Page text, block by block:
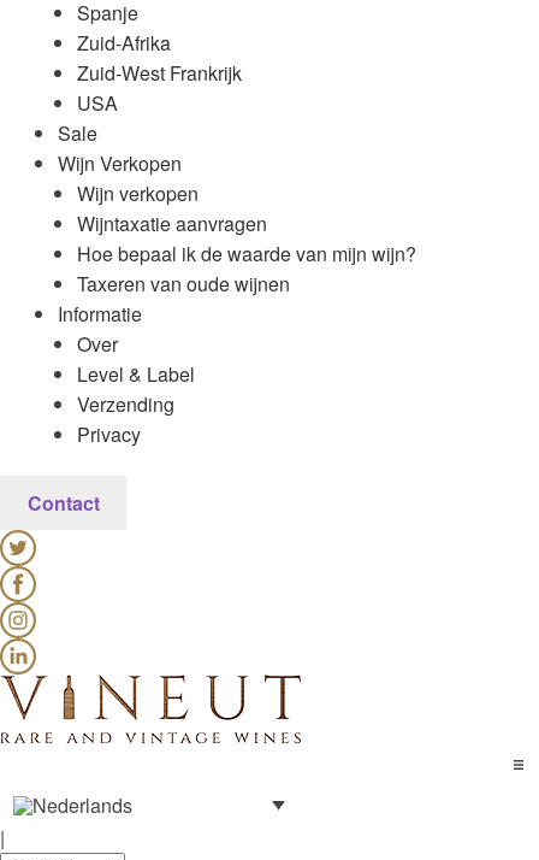
Spanje
Zuid-Afrika
Zuid-West Frankrijk
USA
Sale
Wijn Verkopen
Wijn verkopen
Wijntaxatie aanvragen
Hoe bepaal ik de waarde van mijn wijn?
Taxeren van oude wijnen
Informatie
Over
Level & Label
Verzending
Privacy
Contact
|